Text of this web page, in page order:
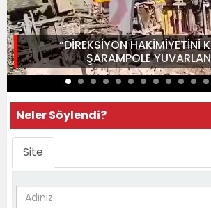
“DİREKSİYON HAKİMİYETİNİ
ŞARAMPOLE
Neler Söylendi?
Site